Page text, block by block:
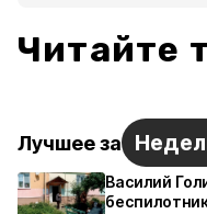
Читайте
Лучшее за
Василий